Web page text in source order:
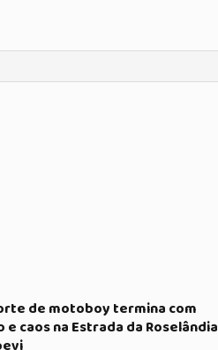
de motoboy termina com
caos na Estrada da Roselândia